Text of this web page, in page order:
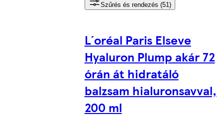
Szűrés és rendezés (51)
L´oréal Paris Elseve
Hyaluron Plump akár 72
órán át hidratáló
balzsam hialuronsavval,
200 ml